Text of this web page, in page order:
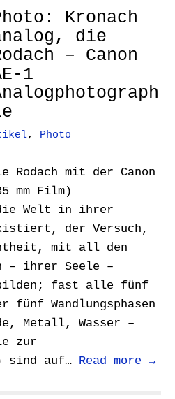
Kronach
die
– Canon
1
, Photo
Rodach mit der Canon
mm Film)
Welt in ihrer
der Versuch,
mit all den
– ihrer Seele –
fast alle fünf
fünf Wandlungsphasen
Metall, Wasser –
zur
sind auf… Read more →